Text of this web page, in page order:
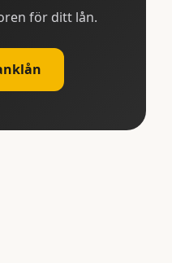
för ditt lån.